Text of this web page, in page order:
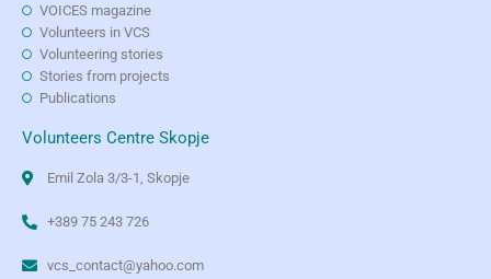
VOICES magazine
Volunteers in VCS
Volunteering stories
Stories from projects
Publications
Volunteers Centre Skopje
Emil Zola 3/3-1, Skopje
+389 75 243 726
vcs_contact@yahoo.com